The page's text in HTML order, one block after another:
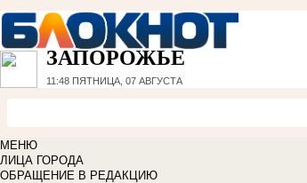
ЗАПОРОЖЬЕ
11:48 ПЯТНИЦА, 07 АВГУСТА
МЕНЮ
ЛИЦА ГОРОДА
ОБРАЩЕНИЕ В РЕДАКЦИЮ